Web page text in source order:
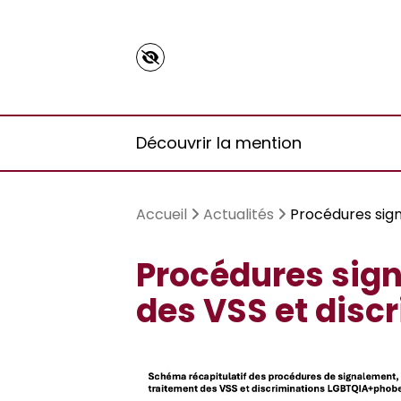
Découvrir la mention
Présentation
Master CEN
Partenaires universitaires
Accès à l’ACM Digital Library
Accueil Actualités Procédures
Procédures
des VSS et